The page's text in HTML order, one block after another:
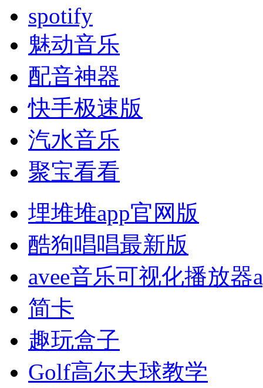
spotify
魅动音乐
配音神器
快手极速版
汽水音乐
聚宝看看
埋堆堆app官网版
酷狗唱唱最新版
avee音乐可视化播放器
简卡
趣玩盒子
Golf高尔夫球教学